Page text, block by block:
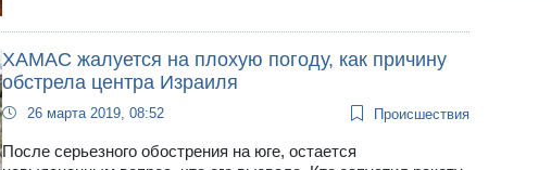
ХАМАС жалуется на плохую погоду, как причину
обстрела центра Израиля
26 марта 2019, 08:52 Происшествия
После серьезного обострения на юге, остается